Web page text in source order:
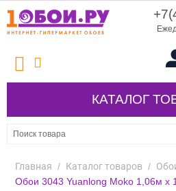
КАТАЛОГ
Главная / Каталог товаров /
Обои 3043 Yuanlong Moko 1,06м x